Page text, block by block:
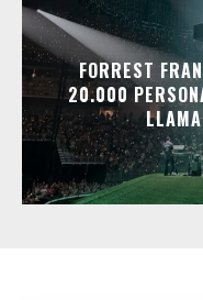
FORREST
20.000